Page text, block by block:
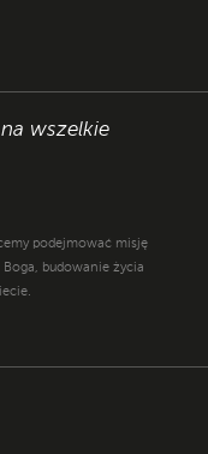
wszelkie
podejmować misję
budowanie życia